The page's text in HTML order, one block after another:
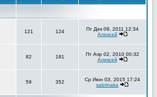
121 124
Пт Дек 09, 2011 12:34
Алексей
82 181
Пт Апр 02, 2010 00:32
Алексей
59 352
Ср Июн 03, 2015 17:24
sabrinaka